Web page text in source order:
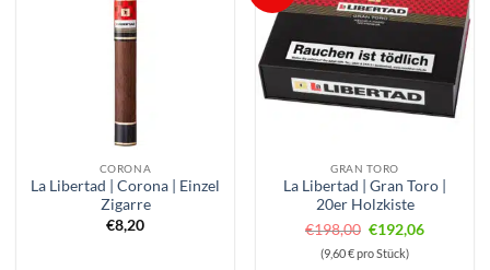
CORONA
La Libertad | Corona | Einzel
Zigarre
€8,20
GRAN TORO
La Libertad | Gran Toro |
20er Holzkiste
€198,00 Ursprünglicher
Preis
€192,06Aktueller
(9,60 € pro Stück)